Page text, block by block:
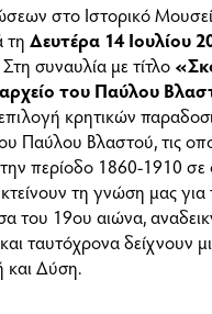
στο Ιστορικό
τηΔευτέρα 14 Ιουλίου
Στη συναυλία με τίτλο
του Παύλου
κρητικών
Παύλου Βλαστού, τις
περίοδο 1860-1910
τη γνώση μας για
του 19ου αιώνα,
ταυτόχρονα δείχνουν
και Δύση.